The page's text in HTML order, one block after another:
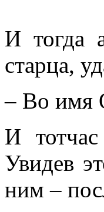
И тогда
старца,
– Во имя
И
Увидев
ним –